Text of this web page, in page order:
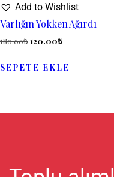
Add to Wishlist
Varlığın Yokken Ağırdı
180.00₺120.00₺
SEPETE EKLE